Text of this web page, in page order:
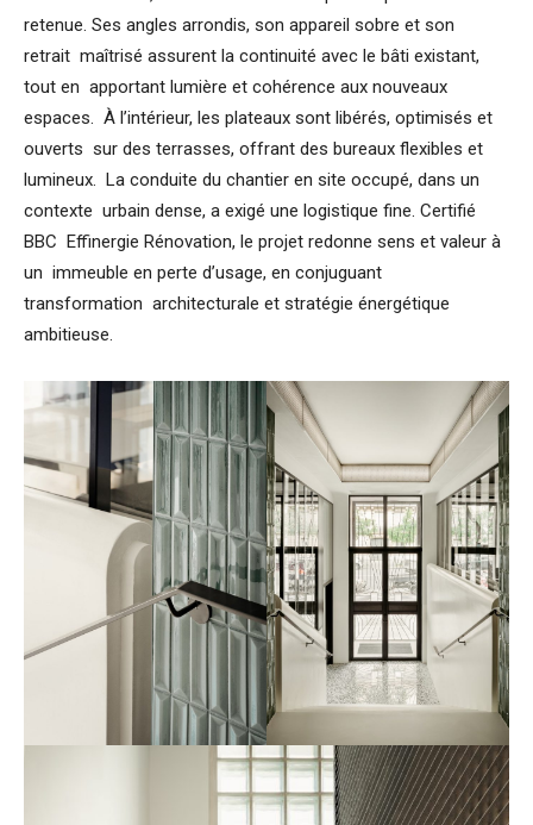
retenue. Ses angles arrondis, son appareil sobre et son
retrait maîtrisé assurent la continuité avec le bâti existant,
tout en apportant lumière et cohérence aux nouveaux
espaces. À l’intérieur, les plateaux sont libérés, optimisés et
ouverts sur des terrasses, offrant des bureaux flexibles et
lumineux. La conduite du chantier en site occupé, dans un
contexte urbain dense, a exigé une logistique fine. Certifié
BBC Effinergie Rénovation, le projet redonne sens et valeur à
un immeuble en perte d’usage, en conjuguant
transformation architecturale et stratégie énergétique
ambitieuse.